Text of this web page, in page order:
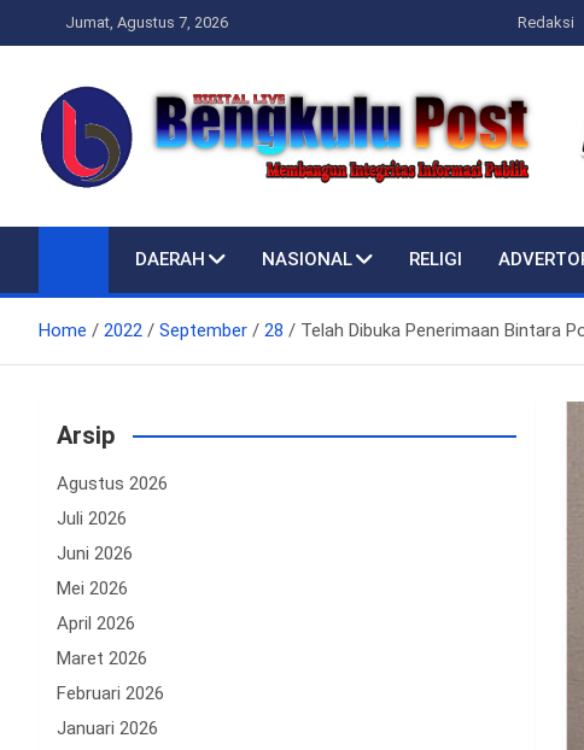
to
Jumat, Agustus 7, 2026 Redaksi
Bengkulupost.id
DAERAH NASIONAL RELIGI
Home 2022 September 28 Telah Dibuka Penerimaan Bintara
Arsip
Agustus 2026
Juli 2026
Juni 2026
Mei 2026
April 2026
Maret 2026
Februari 2026
Januari 2026